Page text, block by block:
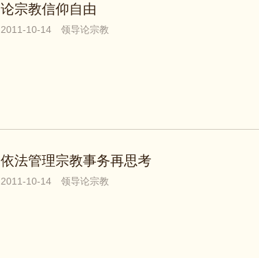
论宗教信仰自由
2011-10-14 领导论宗教
依法管理宗教事务再思考
2011-10-14 领导论宗教